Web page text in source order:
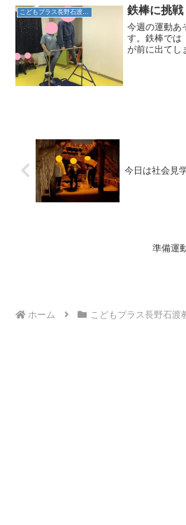
らもう一枚の
に変身してゴ
鉄棒に挑戦
今週の運動あ
す。鉄棒では
が前に出てし
今日は社会見
準備運
ホーム こどもプラス長野石渡